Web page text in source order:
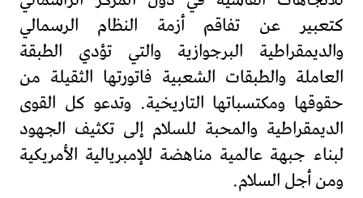
كتعبير عن تفاقم أزمة النظام الرسمالي
والديمقراطية البرجوازية والتي تؤدي الطبقة
العاملة والطبقات الشعبية فاتورتها الثقيلة من
حقوقها ومكتسباتها التاريخية. وتدعو كل القوى
الديمقراطية والمحبة للسلام إلى تكثيف الجهود
لبناء جبهة عالمية مناهضة للإمبريالية الأمريكية
ومن أجل السلام.